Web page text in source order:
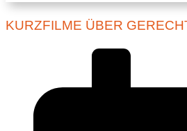
KURZFILME ÜBER